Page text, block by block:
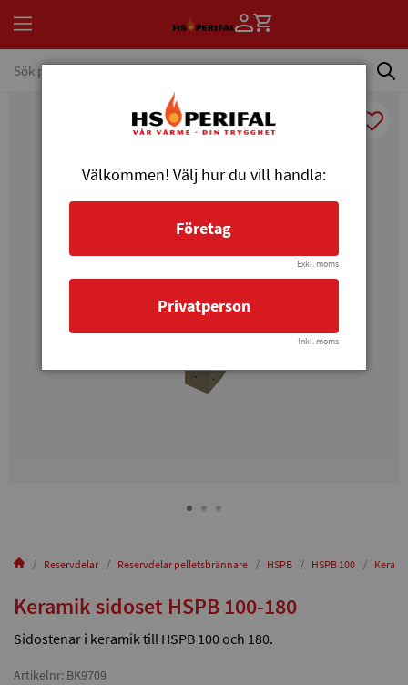
Reservdelar Reservdelar pelletsbrännare HSPB HSPB 100
Keramik sidoset HSPB 100-180
Sidostenar i keramik till HSPB 100 och 180.
Artikelnr: BK9709
Välkommen! Välj hur du vill handla:
Företag
Exkl. moms
Privatperson
Inkl. moms